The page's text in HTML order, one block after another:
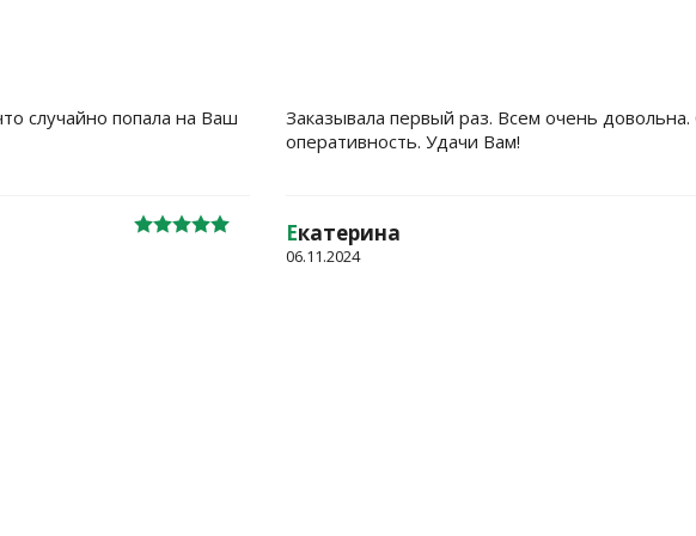
случайно попала на Ваш
Заказывала первый раз. Всем очень
оперативность. Удачи Вам!
Екатерина
06.11.2024